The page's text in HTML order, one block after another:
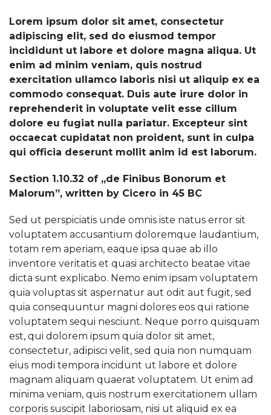
Lorem ipsum dolor sit amet, consectetur
adipiscing elit, sed do eiusmod tempor
incididunt ut labore et dolore magna aliqua. Ut
enim ad minim veniam, quis nostrud
exercitation ullamco laboris nisi ut aliquip ex ea
commodo consequat. Duis aute irure dolor in
reprehenderit in voluptate velit esse cillum
dolore eu fugiat nulla pariatur. Excepteur sint
occaecat cupidatat non proident, sunt in culpa
qui officia deserunt mollit anim id est laborum.
Section 1.10.32 of „de Finibus Bonorum et
Malorum”, written by Cicero in 45 BC
Sed ut perspiciatis unde omnis iste natus error sit
voluptatem accusantium doloremque laudantium,
totam rem aperiam, eaque ipsa quae ab illo
inventore veritatis et quasi architecto beatae vitae
dicta sunt explicabo. Nemo enim ipsam voluptatem
quia voluptas sit aspernatur aut odit aut fugit, sed
quia consequuntur magni dolores eos qui ratione
voluptatem sequi nesciunt. Neque porro quisquam
est, qui dolorem ipsum quia dolor sit amet,
consectetur, adipisci velit, sed quia non numquam
eius modi tempora incidunt ut labore et dolore
magnam aliquam quaerat voluptatem. Ut enim ad
minima veniam, quis nostrum exercitationem ullam
corporis suscipit laboriosam, nisi ut aliquid ex ea